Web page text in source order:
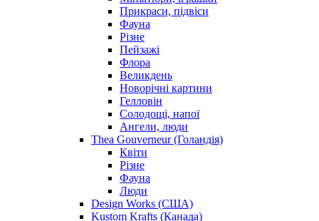
Прикраси, підвіси
Фауна
Різне
Пейзажі
Флора
Великдень
Новорічні картини
Гелловін
Солодощі, напої
Ангели, люди
Thea Gouverneur (Голандія)
Квіти
Різне
Фауна
Люди
Design Works (США)
Kustom Krafts (Канада)